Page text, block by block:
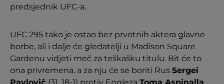
predsjednik UFC-a.
UFC 295 tako je ostao bez prvotnih aktera glavne
borbe, ali i dalje će gledatelji u Madison Square
Gardenu vidjeti meč za teškašku titulu. Bit će to
ona privremena, a za nju će se boriti Rus Sergei